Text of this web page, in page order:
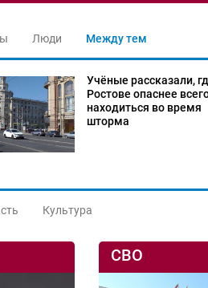
Люди Между тем
Учёные рассказали,
Ростове опаснее
находиться во время
шторма
Культура
СВО